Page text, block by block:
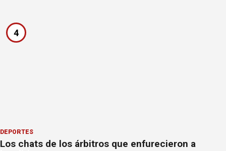
4
DEPORTES
Los chats de los árbitros que enfurecieron a